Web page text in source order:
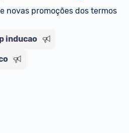
novas promoções dos termos
inducao